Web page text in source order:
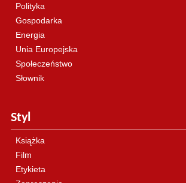
Polityka
Gospodarka
Energia
Unia Europejska
Społeczeństwo
Słownik
Styl
Książka
Film
Etykieta